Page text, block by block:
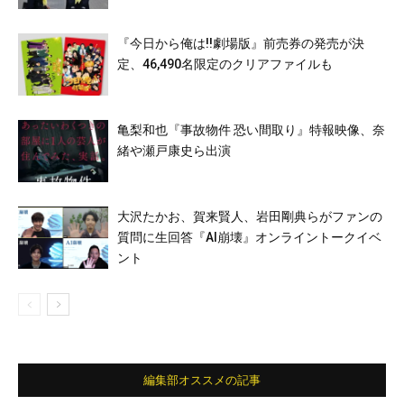
『今日から俺は!!劇場版』前売券の発売が決
定、46,490名限定のクリアファイルも
亀梨和也『事故物件 恐い間取り』特報映像、奈
緒や瀬戸康史ら出演
大沢たかお、賀来賢人、岩田剛典らがファンの
質問に生回答『AI崩壊』オンライントークイベ
ント
編集部オススメの記事